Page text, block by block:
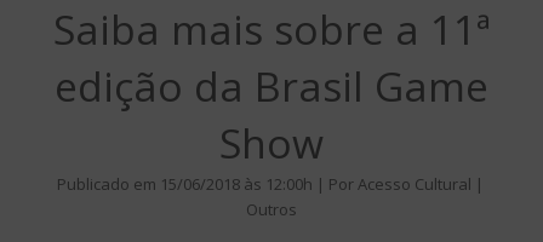
Saiba mais sobre a 11ª
edição da Brasil Game
Show
Publicado em 15/06/2018 às 12:00h | Por Acesso Cultural |
Outros